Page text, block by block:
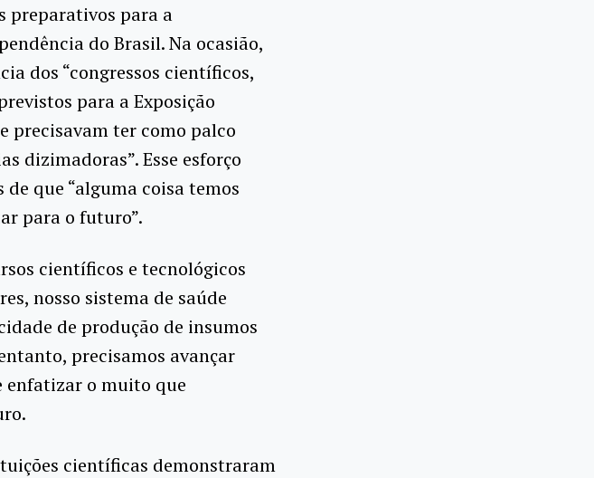
preparativos para a
do Brasil. Na ocasião,
dos “congressos científicos,
para a Exposição
precisavam ter como palco
dizimadoras”. Esse esforço
que “alguma coisa temos
para o futuro”.
científicos e tecnológicos
nosso sistema de saúde
de produção de insumos
precisamos avançar
enfatizar o muito que
científicas demonstraram